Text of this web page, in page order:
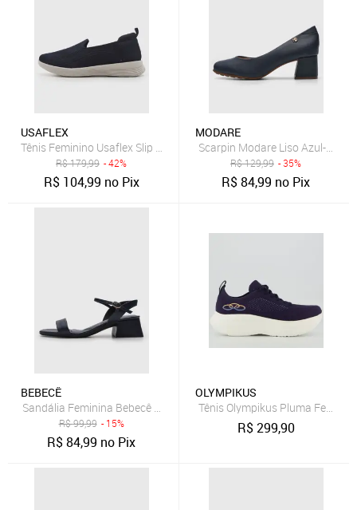
USAFLEX
Tênis Feminino Usaflex Slip On Azul Marinho
R$179,99 - 42%
R$ 104,99 no Pix
MODARE
Scarpin Modare Liso Azul-
R$129,99 - 35%
R$84,99 no Pix
BEBECÊ
Sandália Feminina Bebecê Salto Bloco Azul-Marinho
R$99,99 - 15%
R$84,99 no Pix
OLYMPIKUS
Tênis Olympikus Pluma
R$299,90